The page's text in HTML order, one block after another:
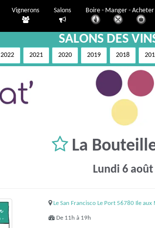
Vignerons Salons Boire - Manger - Acheter
SALONS DES
2022 2021 2020 2019 2018
La
Lundi 6 août
Le San Francisco Le Port 56780 Ile aux
De 11h à 19h